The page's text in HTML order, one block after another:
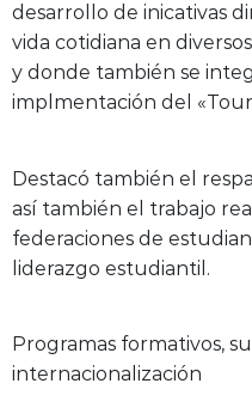
desarrollo de inicativas
vida cotidiana en
y donde también se
implmentación del
Destacó también el
así también el trabajo
federaciones de
liderazgo estudiantil.
Programas formativos,
internacionalización